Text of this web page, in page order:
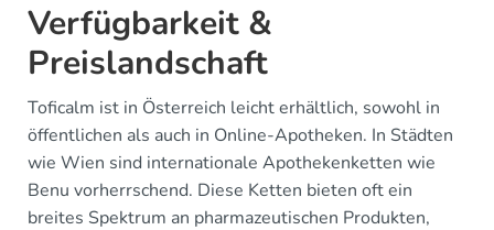
Verfügbarkeit &
Preislandschaft
Toficalm ist in Österreich leicht erhältlich, sowohl in
öffentlichen als auch in Online-Apotheken. In Städten
wie Wien sind internationale Apothekenketten wie
Benu vorherrschend. Diese Ketten bieten oft ein
breites Spektrum an pharmazeutischen Produkten,